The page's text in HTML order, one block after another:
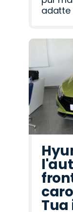
adatte